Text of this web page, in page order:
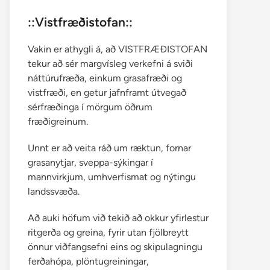
::Vistfræðistofan::
Vakin er athygli á, að VISTFRÆÐISTOFAN
tekur að sér margvísleg verkefni á sviði
náttúrufræða, einkum grasafræði og
vistfræði, en getur jafnframt útvegað
sérfræðinga í mörgum öðrum
fræðigreinum.
Unnt er að veita ráð um ræktun, fornar
grasanytjar, sveppa-sýkingar í
mannvirkjum, umhverfismat og nýtingu
landssvæða.
Að auki höfum við tekið að okkur yfirlestur
ritgerða og greina, fyrir utan fjölbreytt
önnur viðfangsefni eins og skipulagningu
ferðahópa, plöntugreiningar,